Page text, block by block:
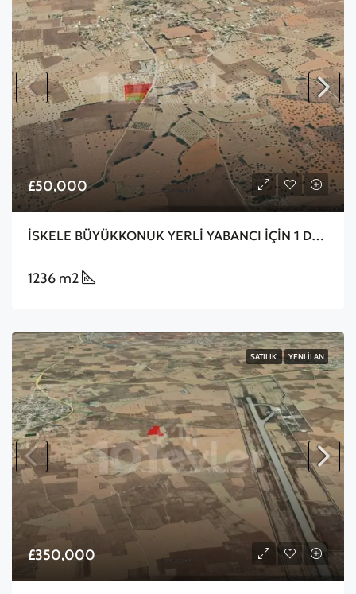
£50,000
İSKELE BÜYÜKKONUK YERLİ YABANCI İÇİN 1 DÖNÜM
1236 m2
SATILIK YENI İLAN
£350,000